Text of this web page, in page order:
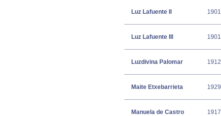
Luz Lafuente II
Luz Lafuente III
Luzdivina Palomar
Maite Etxebarrieta
Manuela de Castro